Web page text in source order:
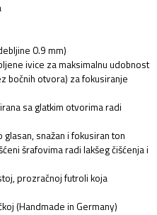
0.9 mm)
ivice za maksimalnu udobnost
bočnih otvora) za fokusiranje
sa glatkim otvorima radi
snažan i fokusiran ton
šrafovima radi lakšeg čišćenja i
prozračnoj futroli koja
(Handmade in Germany)